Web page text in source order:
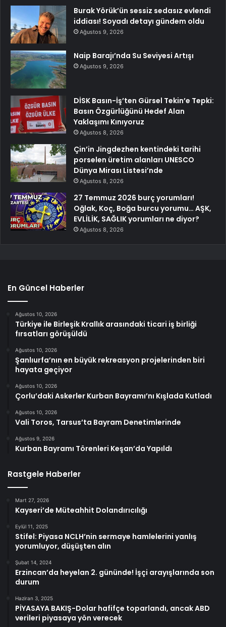
Burak Yörük’ün sessiz sedasız evlendi
iddiası! Soyadı detayı gündem oldu
Ağustos 9, 2026
Naip Barajı’nda Su Seviyesi Artışı
Ağustos 9, 2026
DİSK Basın-İş’ten Gürsel Tekin’e Tepki:
Basın Özgürlüğünü Hedef Alan
Yaklaşımı Kınıyoruz
Ağustos 8, 2026
Çin’in Jingdezhen kentindeki tarihi
porselen üretim alanları UNESCO
Dünya Mirası Listesi’nde
Ağustos 8, 2026
27 Temmuz 2026 burç yorumları!
Oğlak, Koç, Boğa burcu yorumu… AŞK,
EVLİLİK, SAĞLIK yorumları ne diyor?
Ağustos 8, 2026
En Güncel Haberler
Ağustos 10, 2026
Türkiye ile Birleşik Krallık arasındaki ticari iş birliği
fırsatları görüşüldü
Ağustos 10, 2026
Şanlıurfa’nın en büyük rekreasyon projelerinden biri
hayata geçiyor
Ağustos 10, 2026
Çorlu’daki Askerler Kurban Bayramı’nı Kışlada Kutladı
Ağustos 10, 2026
Vali Toros, Tarsus’ta Bayram Denetimlerinde
Ağustos 9, 2026
Kurban Bayramı Törenleri Keşan’da Yapıldı
Rastgele Haberler
Mart 27, 2026
Kayseri’de Müteahhit Dolandırıcılığı
Eylül 11, 2025
Stifel: Piyasa NCLH’nin sermaye hamlelerini yanlış
yorumluyor, düşüşten alın
Şubat 14, 2024
Erzincan’da heyelan 2. gününde! İşçi arayışlarında son
durum
Haziran 3, 2025
PİYASAYA BAKIŞ-Dolar hafifçe toparlandı, ancak ABD
verileri piyasaya yön verecek